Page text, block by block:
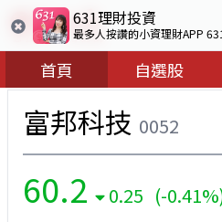
631理財投資
最多人按讚的小資理財APP
首頁 自選股
富邦科技 0052
60.2 0.25 (-